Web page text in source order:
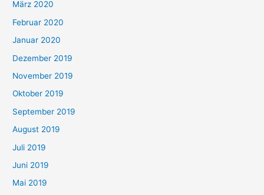
März 2020
Februar 2020
Januar 2020
Dezember 2019
November 2019
Oktober 2019
September 2019
August 2019
Juli 2019
Juni 2019
Mai 2019